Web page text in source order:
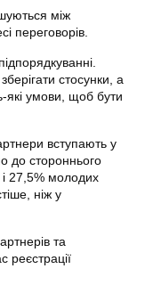
між
переговорів.
стосунки, а
які умови, щоб бути
вступають у
до стороннього
і 27,5% молодих
ніж у
та
реєстрації